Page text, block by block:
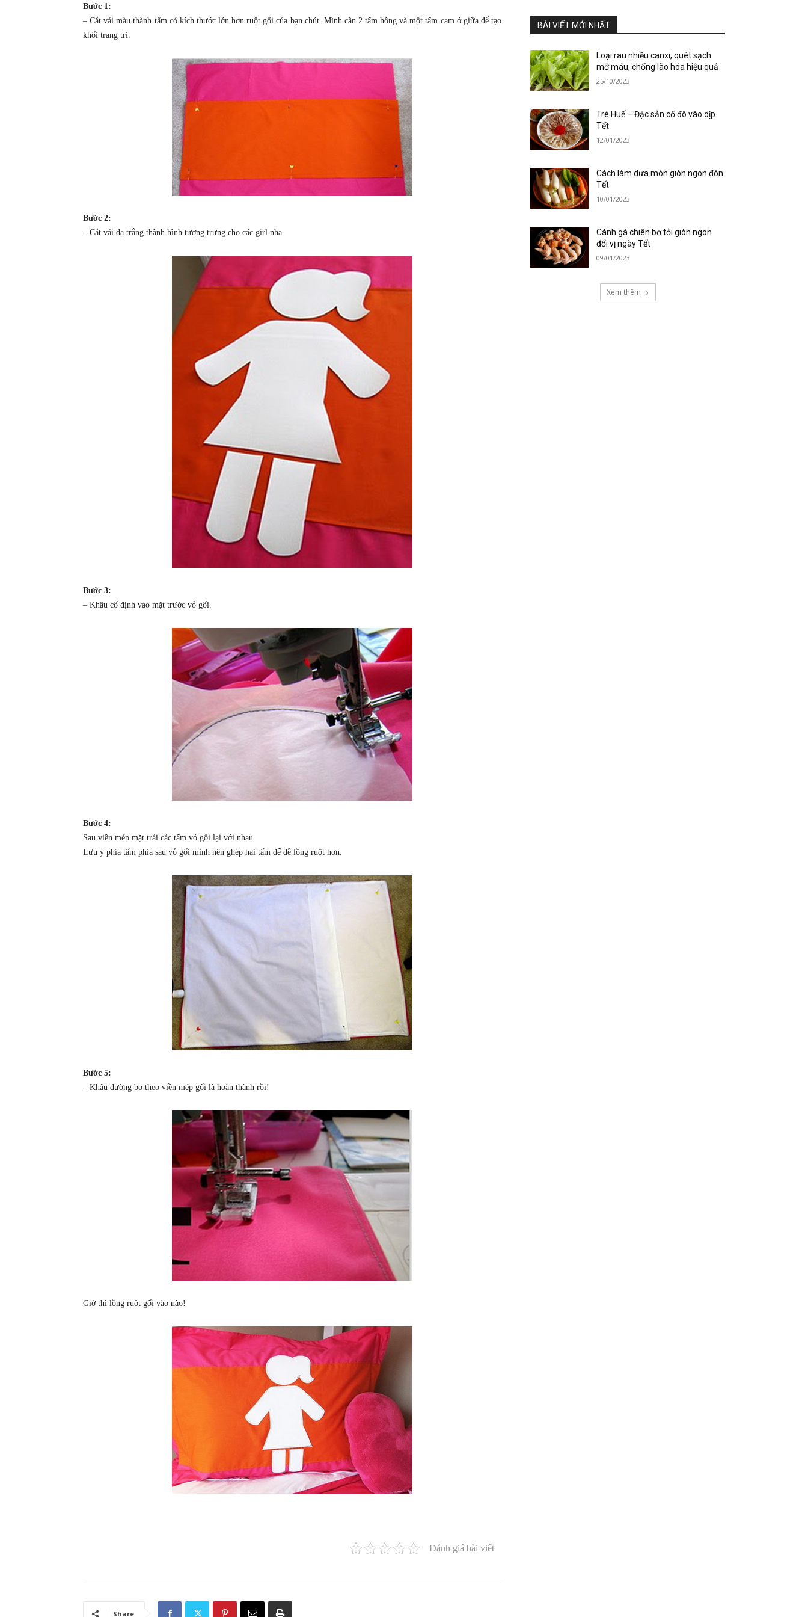
Bước 1:
– Cắt vải màu thành tấm có kích thước lớn hơn ruột gối của bạn chút. Mình cần 2 tấm hồng và một tấm cam ở giữa để tạo
khối trang trí.
Bước 2:
– Cắt vải dạ trắng thành hình tượng trưng cho các girl nha.
Bước 3:
– Khâu cố định vào mặt trước vỏ gối.
Bước 4:
Sau viền mép mặt trái các tấm vỏ gối lại với nhau.
Lưu ý phía tấm phía sau vỏ gối mình nên ghép hai tấm để dễ lồng ruột hơn.
Bước 5:
– Khâu đường bo theo viền mép gối là hoàn thành rồi!
Giờ thì lồng ruột gối vào nào!
Đánh giá bài viết
Share
BÀI VIẾT MỚI NHẤT
Loại rau nhiều canxi, quét sạch
mỡ máu, chống lão hóa hiệu quả
25/10/2023
Tré Huế – Đặc sản cố đô vào dịp
Tết
12/01/2023
Cách làm dưa món giòn ngon đón
Tết
10/01/2023
Cánh gà chiên bơ tỏi giòn ngon
đổi vị ngày Tết
09/01/2023
Xem thêm